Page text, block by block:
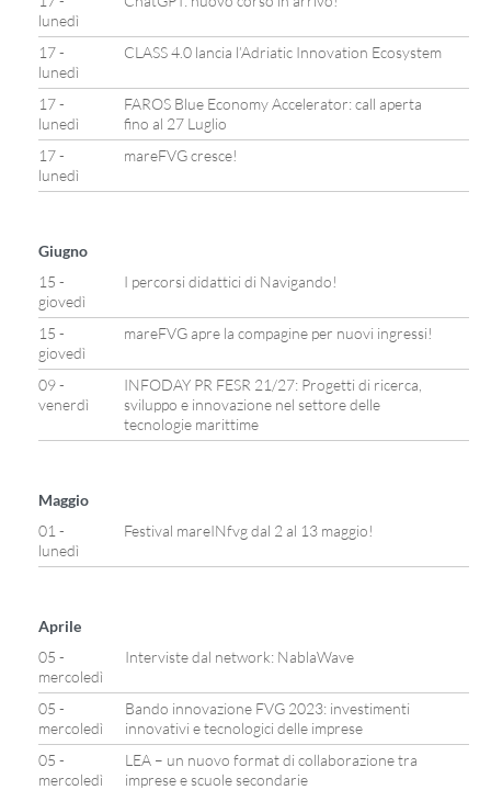
lunedì
17 -
lunedì
CLASS 4.0 lancia l’Adriatic Innovation Ecosystem
17 -
lunedì
FAROS Blue Economy Accelerator: call aperta
fino al 27 Luglio
17 -
lunedì
mareFVG cresce!
Giugno
15 -
giovedì
I percorsi didattici di Navigando!
15 -
giovedì
mareFVG apre la compagine per nuovi ingressi!
09 -
venerdì
INFODAY PR FESR 21/27: Progetti di ricerca,
sviluppo e innovazione nel settore delle
tecnologie marittime
Maggio
01 -
lunedì
Festival mareINfvg dal 2 al 13 maggio!
Aprile
05 -
mercoledì
Interviste dal network: NablaWave
05 -
mercoledì
Bando innovazione FVG 2023: investimenti
innovativi e tecnologici delle imprese
05 -
mercoledì
LEA – un nuovo format di collaborazione tra
imprese e scuole secondarie